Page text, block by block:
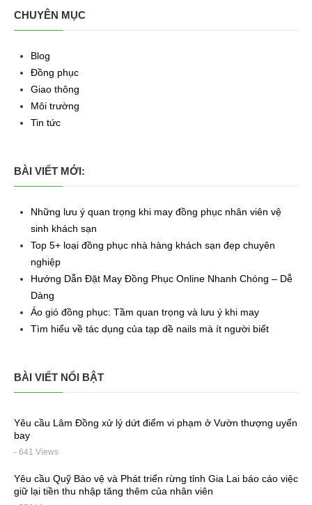
CHUYÊN MỤC
Blog
Đồng phục
Giao thông
Môi trường
Tin tức
BÀI VIẾT MỚI:
Những lưu ý quan trọng khi may đồng phục nhân viên vệ
sinh khách sạn
Top 5+ loại đồng phục nhà hàng khách sạn đẹp chuyên
nghiệp
Hướng Dẫn Đặt May Đồng Phục Online Nhanh Chóng – Dễ
Dàng
Áo gió đồng phục: Tầm quan trọng và lưu ý khi may
Tìm hiểu về tác dụng của tạp dề nails mà ít người biết
BÀI VIẾT NỔI BẬT
Yêu cầu Lâm Đồng xử lý dứt điểm vi phạm ở Vườn thượng uyển
bay
- 641 Views
Yêu cầu Quỹ Bảo vệ và Phát triển rừng tỉnh Gia Lai báo cáo việc
giữ lại tiền thu nhập tăng thêm của nhân viên